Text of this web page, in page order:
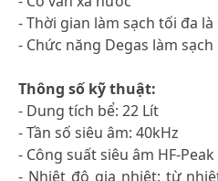
- Thời gian làm sạch tối đa
- Chức năng Degas làm
Thông số kỹ thuật:
- Dung tích bể: 22 Lít
- Tần số siêu âm: 40kHz
- Công suất siêu âm HF-
- Nhiệt độ gia nhiệt: từ